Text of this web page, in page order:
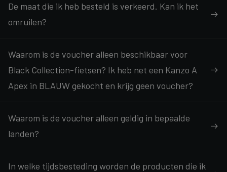
De maat die ik heb besteld is verkeerd. Kan ik het
omruilen?
Waarom is de voucher alleen beschikbaar voor
Black Collection-fietsen? Ik heb net een Kanzo A
Apex in BLAUW gekocht en krijg geen voucher?
Waarom is de voucher alleen geldig in bepaalde
landen?
In welke tijdsbesteding worden de producten die ik